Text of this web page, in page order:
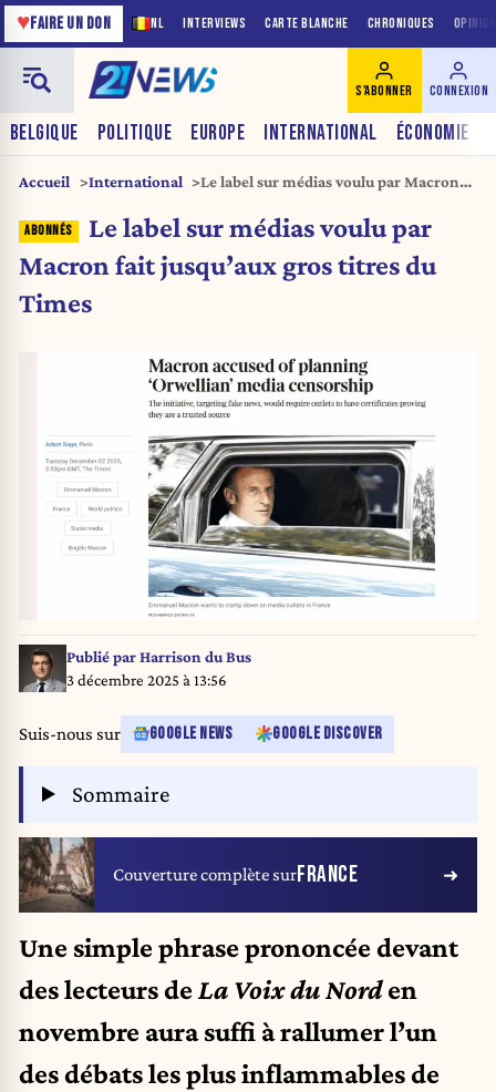
NL INTERVIEWS CARTE BLANCHE CHRONIQUES
♥FAIRE UN DON
BELGIQUE POLITIQUE EUROPE INTERNATIONAL ÉCONOMIE
S'ABONNER CONNEXION
Accueil International
Le label sur médias voulu par Macron
Le label sur médias voulu par
Macron fait jusqu’aux gros titres du
Times
Publié parHarrison du Bus
3 décembre 2025 à 13:56
Suis-nous sur GOOGLE NEWS GOOGLE DISCOVER
Sommaire
Couverture complète surFRANCE
Une simple phrase prononcée devant
des lecteurs de La Voix du Norden
novembre aura suffi à rallumer l’un
des débats les plus inflammables de